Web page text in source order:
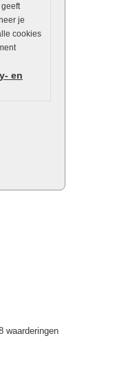
je
cookies
en
waarderingen